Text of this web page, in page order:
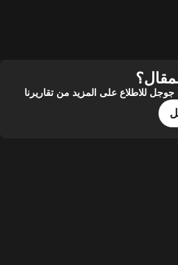
على المزيد من تقاريرنا